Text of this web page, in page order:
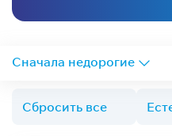
Сбросить все